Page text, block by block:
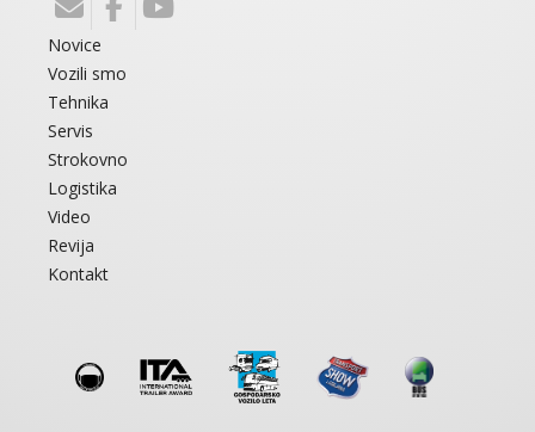
Novice
Vozili smo
Tehnika
Servis
Strokovno
Logistika
Video
Revija
Kontakt